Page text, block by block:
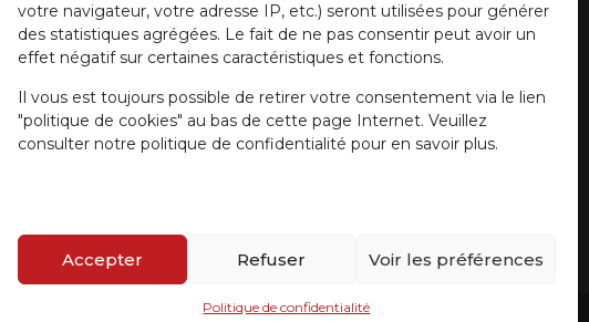
votre navigateur, votre adresse IP, etc.) seront utilisées pour générer
des statistiques agrégées. Le fait de ne pas consentir peut avoir un
effet négatif sur certaines caractéristiques et fonctions.
Il vous est toujours possible de retirer votre consentement via le lien
"politique de cookies" au bas de cette page Internet. Veuillez
consulter notre politique de confidentialité pour en savoir plus.
Accepter Refuser Voir les préférences
Politique de confidentialité